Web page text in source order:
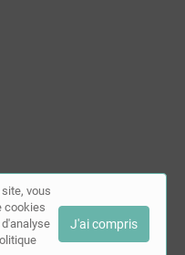
2026 |
légales
vous
cookies
J'ai compris